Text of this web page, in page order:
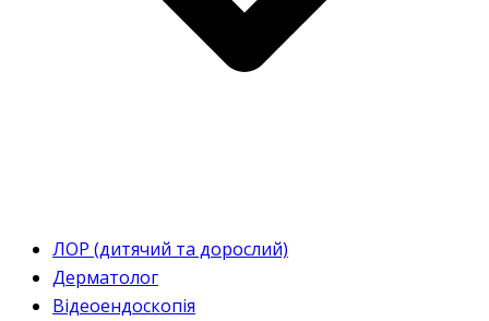
ЛОР (дитячий та дорослий)
Дерматолог
Відеоендоскопія